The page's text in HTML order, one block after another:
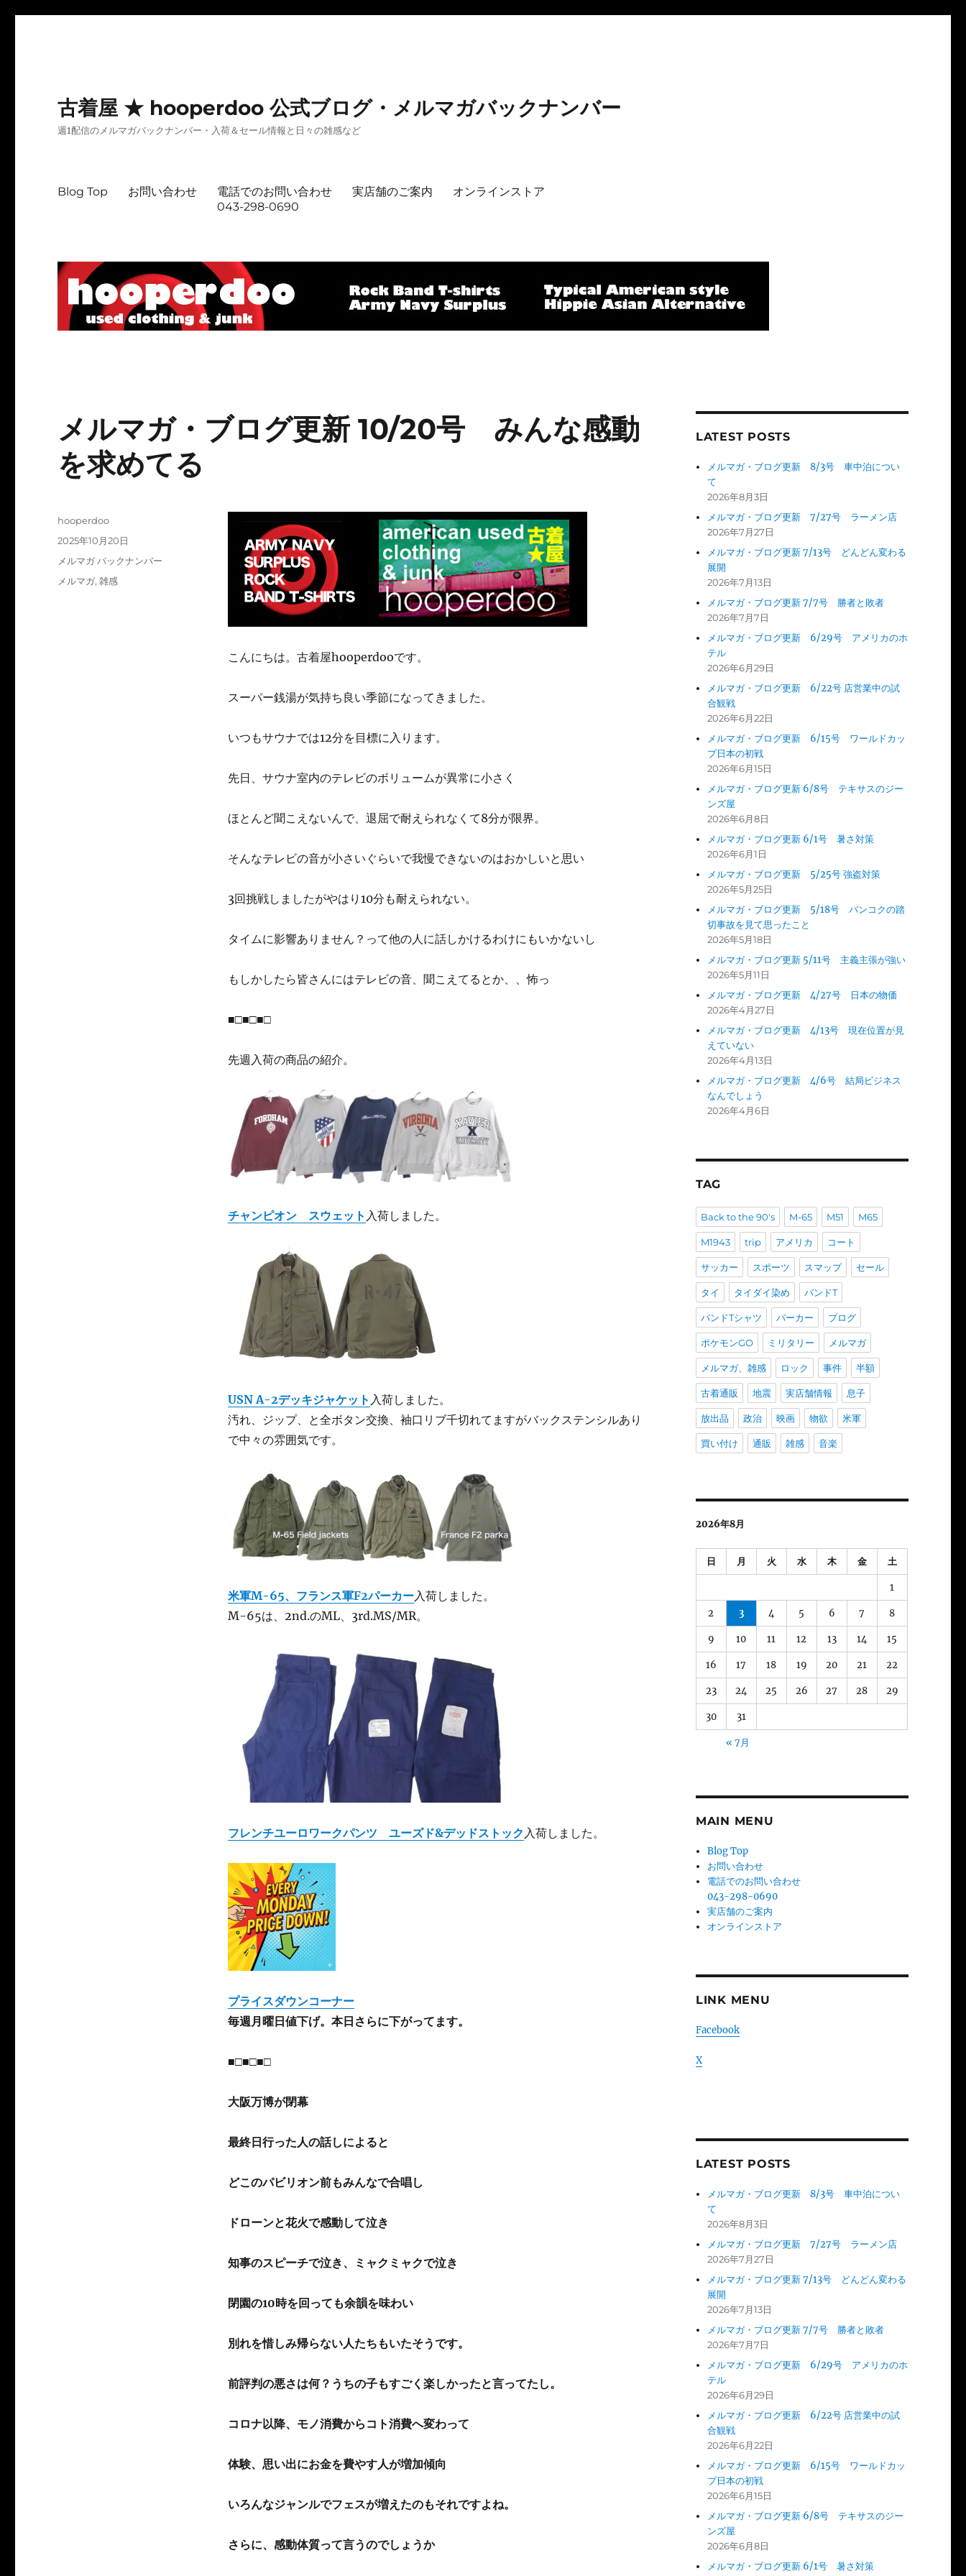
古着屋 ★ hooperdoo 公式ブログ・メルマガバックナンバー
週1配信のメルマガバックナンバー・入荷＆セール情報と日々の雑感など
Blog Top お問い合わせ
電話でのお問い合わせ
043-298-0690
実店舗のご案内 オンラインストア
メルマガ・ブログ更新 10/20号 みんな感動
を求めてる
こんにちは。古着屋hooperdooです。
スーパー銭湯が気持ち良い季節になってきました。
いつもサウナでは12分を目標に入ります。
先日、サウナ室内のテレビのボリュームが異常に小さく
ほとんど聞こえないんで、退屈で耐えられなくて8分が限界。
そんなテレビの音が小さいぐらいで我慢できないのはおかしいと思い
3回挑戦しましたがやはり10分も耐えられない。
タイムに影響ありません？って他の人に話しかけるわけにもいかないし
もしかしたら皆さんにはテレビの音、聞こえてるとか、、怖っ
■□■□■□
先週入荷の商品の紹介。
チャンピオン スウェット 入荷しました。
USN A-2デッキジャケット 入荷しました。
汚れ、ジップ、と全ボタン交換、袖口リブ千切れてますがバックステンシルあり
で中々の雰囲気です。
米軍M-65、フランス軍F2パーカー入荷しました。
M-65は、2nd.のML、3rd.MS/MR。
フレンチユーロワークパンツ ユーズド&デッドストック 入荷しました。
プライスダウンコーナー
毎週月曜日値下げ。本日さらに下がってます。
■□■□■□
大阪万博が閉幕
最終日行った人の話しによると
どこのパビリオン前もみんなで合唱し
ドローンと花火で感動して泣き
知事のスピーチで泣き、ミャクミャクで泣き
閉園の10時を回っても余韻を味わい
別れを惜しみ帰らない人たちもいたそうです。
前評判の悪さは何？うちの子もすごく楽しかったと言ってたし。
コロナ以降、モノ消費からコト消費へ変わって
体験、思い出にお金を費やす人が増加傾向
いろんなジャンルでフェスが増えたのもそれですよね。
さらに、感動体質って言うのでしょうか
投
hooperdoo
投
2025年10月20日
カ
メルマガ バックナンバー
タ
メルマガ,雑感
LATEST POSTS
メルマガ・ブログ更新 8/3号 車中泊につい
て
2026年8月3日
メルマガ・ブログ更新 7/27号 ラーメン店
2026年7月27日
メルマガ・ブログ更新 7/13号 どんどん変わる
展開
2026年7月13日
メルマガ・ブログ更新 7/7号 勝者と敗者
2026年7月7日
メルマガ・ブログ更新 6/29号 アメリカのホ
テル
2026年6月29日
メルマガ・ブログ更新 6/22号 店営業中の試
合観戦
2026年6月22日
メルマガ・ブログ更新 6/15号 ワールドカッ
プ日本の初戦
2026年6月15日
メルマガ・ブログ更新 6/8号 テキサスのジー
ンズ屋
2026年6月8日
メルマガ・ブログ更新 6/1号 暑さ対策
2026年6月1日
メルマガ・ブログ更新 5/25号 強盗対策
2026年5月25日
メルマガ・ブログ更新 5/18号 バンコクの踏
切事故を見て思ったこと
2026年5月18日
メルマガ・ブログ更新 5/11号 主義主張が強い
2026年5月11日
メルマガ・ブログ更新 4/27号 日本の物価
2026年4月27日
メルマガ・ブログ更新 4/13号 現在位置が見
えていない
2026年4月13日
メルマガ・ブログ更新 4/6号 結局ビジネス
なんでしょう
2026年4月6日
TAG
Back to the 90's M-65 M51 M65
M1943 trip アメリカ コート
サッカー スポーツ スマップ セール
タイ タイダイ染め バンドT
バンドTシャツ パーカー ブログ
ポケモンGO ミリタリー メルマガ
メルマガ、雑感 ロック 事件 半額
古着通販 地震 実店舗情報 息子
放出品 政治 映画 物欲 米軍
買い付け 通販 雑感 音楽
2026年8月
日 月 火 水 木 金 土
1
2 3 4 5 6 7 8
9 10 11 12 13 14 15
16 17 18 19 20 21 22
23 24 25 26 27 28 29
30 31
« 7月
MAIN MENU
Blog Top
お問い合わせ
電話でのお問い合わせ
043-298-0690
実店舗のご案内
オンラインストア
LINK MENU
Facebook
X
LATEST POSTS
メルマガ・ブログ更新 8/3号 車中泊につい
て
2026年8月3日
メルマガ・ブログ更新 7/27号 ラーメン店
2026年7月27日
メルマガ・ブログ更新 7/13号 どんどん変わる
展開
2026年7月13日
メルマガ・ブログ更新 7/7号 勝者と敗者
2026年7月7日
メルマガ・ブログ更新 6/29号 アメリカのホ
テル
2026年6月29日
メルマガ・ブログ更新 6/22号 店営業中の試
合観戦
2026年6月22日
メルマガ・ブログ更新 6/15号 ワールドカッ
プ日本の初戦
2026年6月15日
メルマガ・ブログ更新 6/8号 テキサスのジー
ンズ屋
2026年6月8日
メルマガ・ブログ更新 6/1号 暑さ対策